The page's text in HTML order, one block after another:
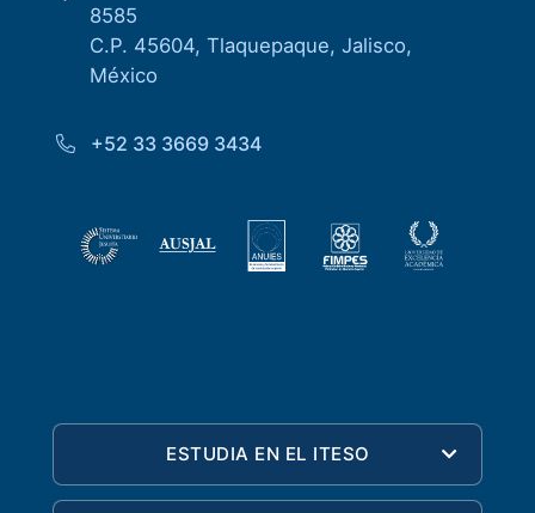
8585
C.P. 45604, Tlaquepaque, Jalisco,
México
+52 33 3669 3434
ESTUDIA EN EL ITESO